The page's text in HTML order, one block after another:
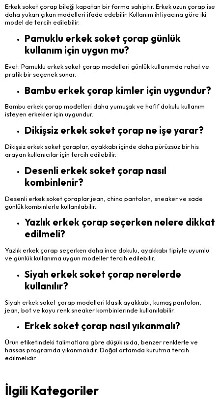
Erkek soket çorap bileği kapatan bir forma sahiptir. Erkek uzun çorap ise
daha yukarı çıkan modelleri ifade edebilir. Kullanım ihtiyacına göre iki
model de tercih edilebilir.
Pamuklu erkek soket çorap günlük
kullanım için uygun mu?
Evet. Pamuklu erkek soket çorap modelleri günlük kullanımda rahat ve
pratik bir seçenek sunar.
Bambu erkek çorap kimler için uygundur?
Bambu erkek çorap modelleri daha yumuşak ve hafif dokulu kullanım
isteyen erkekler için uygundur.
Dikişsiz erkek soket çorap ne işe yarar?
Dikişsiz erkek soket çoraplar, ayakkabı içinde daha pürüzsüz bir his
arayan kullanıcılar için tercih edilebilir.
Desenli erkek soket çorap nasıl
kombinlenir?
Desenli erkek soket çoraplar jean, chino pantolon, sneaker ve sade
günlük kombinlerle kullanılabilir.
Yazlık erkek çorap seçerken nelere dikkat
edilmeli?
Yazlık erkek çorap seçerken daha ince dokulu, ayakkabı tipiyle uyumlu
ve günlük kullanıma uygun modeller tercih edilebilir.
Siyah erkek soket çorap nerelerde
kullanılır?
Siyah erkek soket çorap modelleri klasik ayakkabı, kumaş pantolon,
jean, bot ve koyu renk sneaker kombinlerinde kullanılabilir.
Erkek soket çorap nasıl yıkanmalı?
Ürün etiketindeki talimatlara göre düşük ısıda, benzer renklerle ve
hassas programda yıkanmalıdır. Doğal ortamda kurutma tercih
edilmelidir.
İlgili Kategoriler